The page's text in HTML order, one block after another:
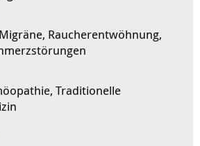
Raucherentwöhnung,
Traditionelle